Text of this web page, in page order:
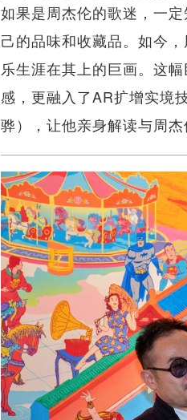
如果是周杰伦的歌迷，一
己的品味和收藏品。如今
乐生涯在其上的巨画。这
感，更融入了AR扩增实境
骅），让他亲身解读与周杰